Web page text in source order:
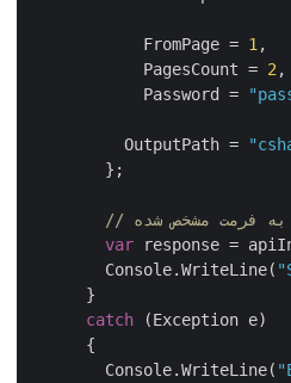
            FromPage =
1,
            PagesCount =
2,
            Password =
          OutputPath =
        };
به فرمت مشخص شده
var response =
        Console.WriteLine(
      }
catch (Exception e)
      {
        Console.WriteLine(